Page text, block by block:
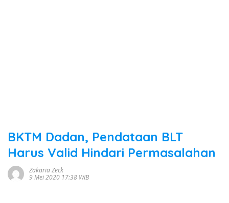
BKTM Dadan, Pendataan BLT
Harus Valid Hindari Permasalahan
Zakaria Zeck
9 Mei 2020 17:38 WIB